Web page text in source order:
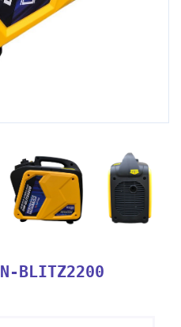
BLITZ2200